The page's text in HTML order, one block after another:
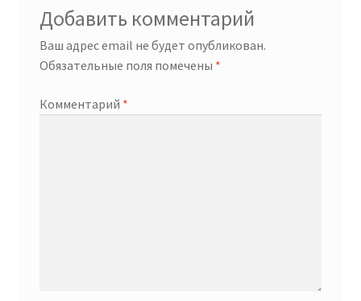
Добавить комментарий
Ваш адрес email не будет опубликован.
Обязательные поля помечены *
Комментарий *